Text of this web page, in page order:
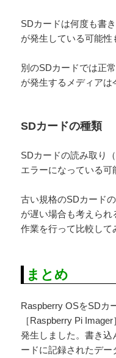
SDカードは何度も書
が発生している可能性
別のSDカードでは正
が発生するメディアは
SDカードの種類
SDカードの読み取り
エラーになっている可
古い規格のSDカード
が遅い場合も考えら
作業を行って比較して
まとめ
Raspberry OSをSDカ
［Raspberry Pi
発生しました。書き込
ードに記録されたデ